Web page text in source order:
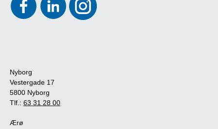
Nyborg
Vestergade 17
5800 Nyborg
Tlf.: 63 31 28 00
Ærø